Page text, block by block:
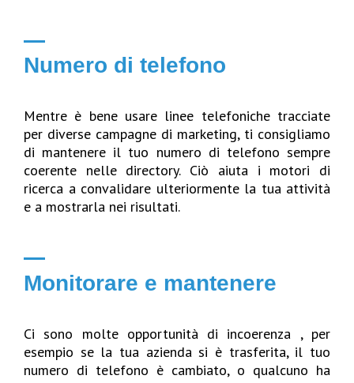
Numero di telefono
Mentre è bene usare linee telefoniche tracciate
per diverse campagne di marketing, ti consigliamo
di mantenere il tuo numero di telefono sempre
coerente nelle directory. Ciò aiuta i motori di
ricerca a convalidare ulteriormente la tua attività
e a mostrarla nei risultati.
Monitorare e mantenere
Ci sono molte opportunità di incoerenza , per
esempio se la tua azienda si è trasferita, il tuo
numero di telefono è cambiato, o qualcuno ha